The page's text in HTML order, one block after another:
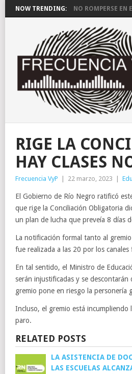
NOW TRENDING: NO ROMPERSE EN
RIGE LA
HAY CLASES
Frecuencia VyP 22 marzo, 2023
El Gobierno de Río Negro ratificó
que rige la Conciliación Obligatoria
un plan de lucha que preveía 8 días
La notificación formal tanto al
fue realizada a las 20 por los canales
En tal sentido, el Ministro de
serán injustificadas y se descontarán
gremio pone en riesgo la personería
Incluso, el gremio está incumpliendo
paro.
RELATED POSTS
LA ASISTENCIA DE
LAS ESCUELAS